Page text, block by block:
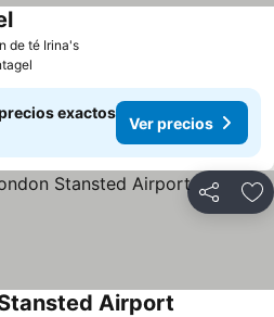
de té Irina'sVer precios
Ver precios
exactos
Ver precios
Compartir
Airport